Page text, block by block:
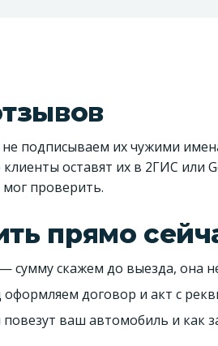
подписываем их чужими
оставят их в 2ГИС или
проверить.
прямо
скажем до выезда, она
договор и акт с
ваш автомобиль и как